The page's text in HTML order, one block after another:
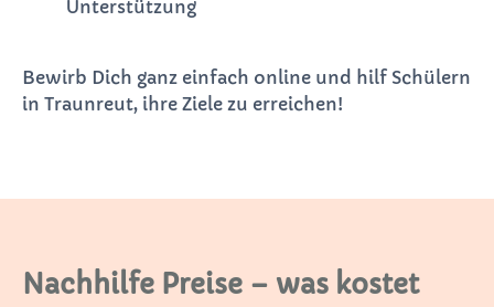
Unterstützung
Bewirb Dich ganz einfach online und hilf Schülern
in Traunreut, ihre Ziele zu erreichen!
Nachhilfe Preise – was kostet